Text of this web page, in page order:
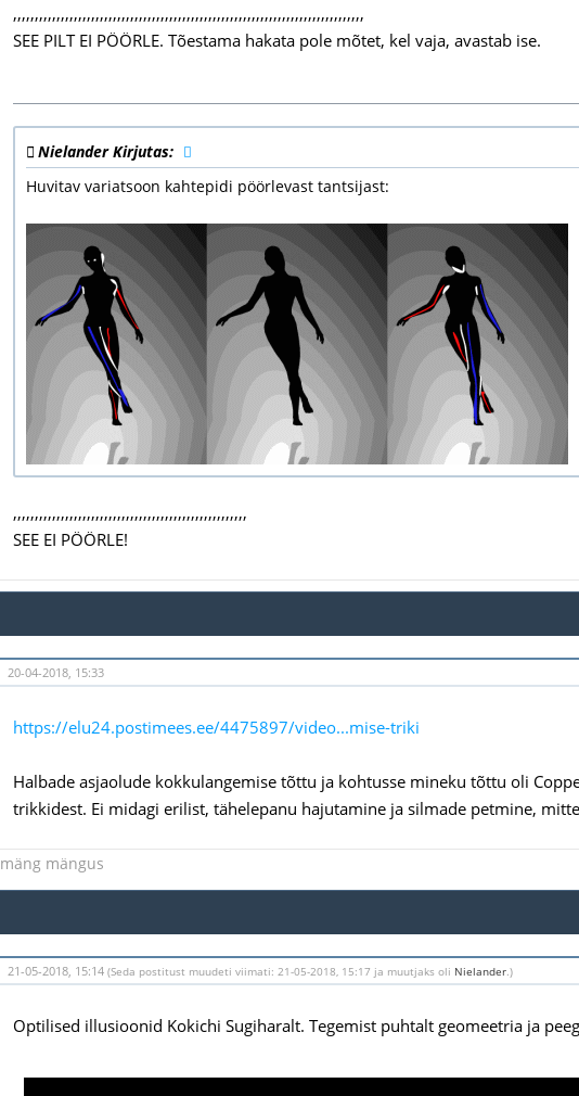
,,,,,,,,,,,,,,,,,,,,,,,,,,,,,,,,,,,,,,,,,,,,,,,,,,,,,,,,,,,,,,,,,,,,,,,,,,,,,,,,,
SEE PILT EI PÖÖRLE. Tõestama hakata pole mõtet, kel vaja, avastab ise.
Nielander Kirjutas:
Huvitav variatsoon kahtepidi pöörlevast tantsijast:
,,,,,,,,,,,,,,,,,,,,,,,,,,,,,,,,,,,,,,,,,,,,,,,,,,,,,,
SEE EI PÖÖRLE!
20-04-2018, 15:33
https://elu24.postimees.ee/4475897/video...mise-triki
Halbade asjaolude kokkulangemise tõttu ja kohtusse mineku tõttu oli
trikkidest. Ei midagi erilist, tähelepanu hajutamine ja silmade petmine,
mäng mängus
21-05-2018, 15:14 (Seda postitust muudeti viimati: 21-05-2018, 15:17 ja muutjaks oli Nielander.)
Optilised illusioonid Kokichi Sugiharalt. Tegemist puhtalt geomeetria ja